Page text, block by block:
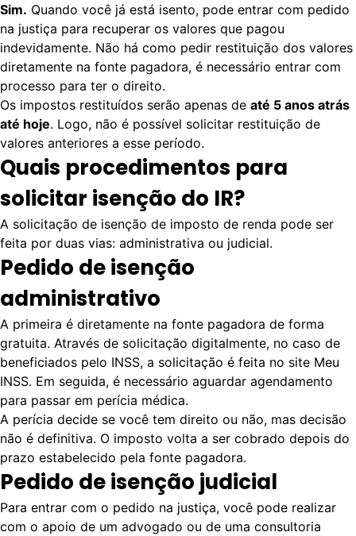
Sim. Quando você já está isento, pode entrar com pedido
na justiça para recuperar os valores que pagou
indevidamente. Não há como pedir restituição dos valores
diretamente na fonte pagadora, é necessário entrar com
processo para ter o direito.
Os impostos restituídos serão apenas de até 5 anos atrás
até hoje. Logo, não é possível solicitar restituição de
valores anteriores a esse período.
Quais procedimentos para
solicitar isenção do IR?
A solicitação de isenção de imposto de renda pode ser
feita por duas vias: administrativa ou judicial.
Pedido de isenção
administrativo
A primeira é diretamente na fonte pagadora de forma
gratuita. Através de solicitação digitalmente, no caso de
beneficiados pelo INSS, a solicitação é feita no site Meu
INSS. Em seguida, é necessário aguardar agendamento
para passar em perícia médica.
A perícia decide se você tem direito ou não, mas decisão
não é definitiva. O imposto volta a ser cobrado depois do
prazo estabelecido pela fonte pagadora.
Pedido de isenção judicial
Para entrar com o pedido na justiça, você pode realizar
com o apoio de um advogado ou de uma consultoria